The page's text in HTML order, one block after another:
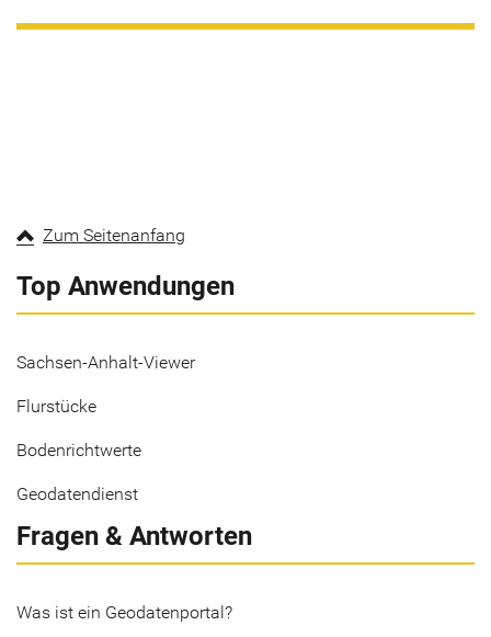
Zum Seitenanfang
Top Anwendungen
Sachsen-Anhalt-Viewer
Flurstücke
Bodenrichtwerte
Geodatendienst
Fragen & Antworten
Was ist ein Geodatenportal?